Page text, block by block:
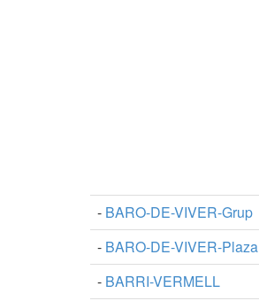
- BARO-DE-VIVER-Grup
- BARO-DE-VIVER-Plaza
- BARRI-VERMELL